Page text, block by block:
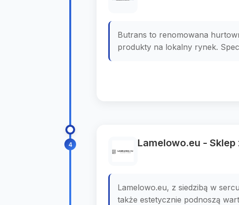
Butrans to renomowana
produkty na lokalny rynek.
4 Lamelowo.eu -
Lamelowo.eu, z siedzibą w
także estetycznie podnoszą